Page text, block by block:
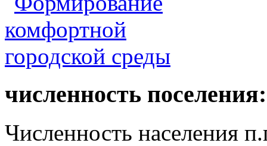
численность поселения:
Численность населения